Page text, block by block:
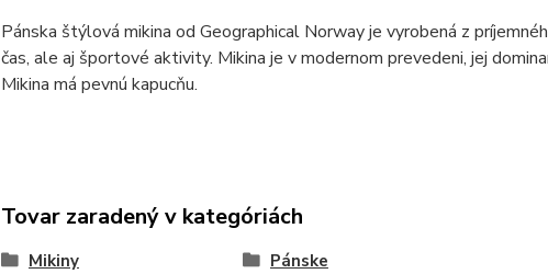
Pánska štýlová mikina od Geographical Norway je vyrobená z
čas, ale aj športové aktivity. Mikina je v modernom prevedeni, jej
Mikina má pevnú kapucňu.
Tovar zaradený v kategóriách
Mikiny Pánske